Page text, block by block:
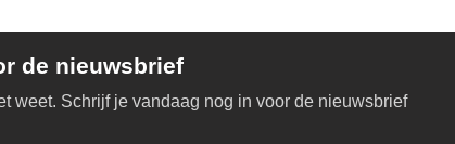
de nieuwsbrief
weet. Schrijf je vandaag nog in voor de nieuwsbrief